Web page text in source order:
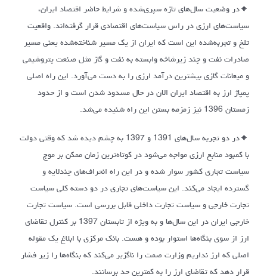
🔸در وضعیت سال‌های تازه سپری‌شده و شرایط حاضر اقتصاد ایران،
سیاست‌های ارزی در راس سیاست‌های اقتصادی قرار گرفته‌اند. واقعیت
تلخ و تجربه‌شده این است که ایران از یک مسیر شناخته‌شده یعنی مسیر
صادرات نفت و چند زیرشاخه وابسته به نفت و گاز مثل صنعت پتروشیمی
و میعانات گازی بیشترین درآمد ارزی را به دست می‌آورد. این راه اصلی
پمپاژ ارز به اقتصاد ایران الان در حال مسدود شدن است و از حدود
زمستان 1396 نیز زمزمه بستن این راه شنیده می‌شد.
🔸در دو تجربه سال‌های 1391 و 1397 به چشم دیده شد که وقتی دولت
با کمبود منابع ارزی مواجه می‌شود در کوتاه‌ترین زمان ممکن بر موج
سیاست تجاری کشور سوار شده و در این راه انحراف‌های چندلایه و
گسترده ایجاد می‌کند. این سیاست‌های تجاری در دو دسته کلی سیاست
تجارت خارجی و سیاست تجارت داخلی قابل بررسی است. سیاست تجارت
خارجی ایران در این سال‌ها و به ویژه از تابستان 1397 بر کنترل تقاضای
ارز از سوی بنگاه‌ها استوار بوده و هست. بانک مرکزی با ابلاغ یک مقوله
اصلی که ارز نداریم وزارت صمت را ناگزیر می‌کند که بنگاه‌ها را زیر فشار
قرار دهد که تقاضای ارز را به کمترین حد برسانند.